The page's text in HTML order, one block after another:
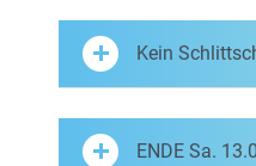
ENDE Sa.